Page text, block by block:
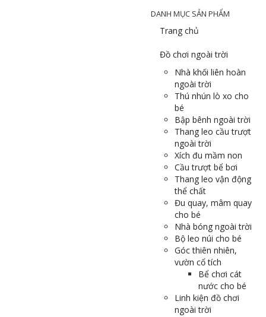
DANH MỤC SẢN PHẨM
Trang chủ
Đồ chơi ngoài trời
Nhà khối liên hoàn
ngoài trời
Thú nhún lò xo cho
bé
Bập bênh ngoài trời
Thang leo cầu trượt
ngoài trời
Xích đu mầm non
Cầu trượt bể bơi
Thang leo vận động
thể chất
Đu quay, mâm quay
cho bé
Nhà bóng ngoài trời
Bộ leo núi cho bé
Góc thiên nhiên,
vườn cổ tích
Bể chơi cát
nước cho bé
Linh kiện đồ chơi
ngoài trời